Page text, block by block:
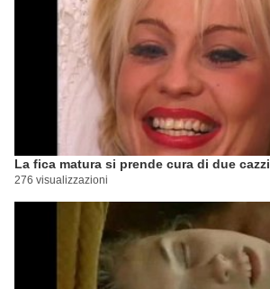
La fica matura si prende cura di due cazzi
276 visualizzazioni